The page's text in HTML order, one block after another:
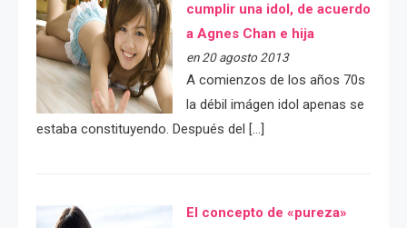
cumplir una idol, de acuerdo
a Agnes Chan e hija
en 20 agosto 2013
A comienzos de los años 70s
la débil imágen idol apenas se
estaba constituyendo. Después del […]
El concepto de «pureza»